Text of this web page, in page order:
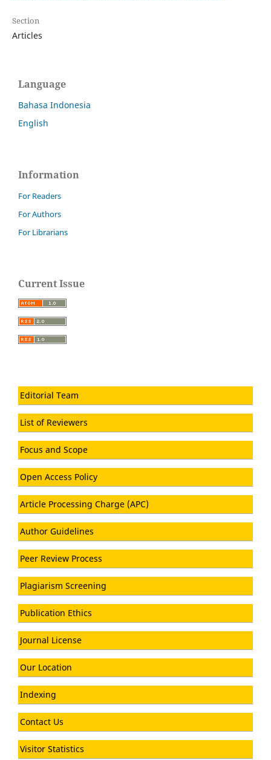
Section
Articles
Language
Bahasa Indonesia
English
Information
For Readers
For Authors
For Librarians
Current Issue
Editorial Team
List of Reviewers
Focus and Scope
Open Access Policy
Article Processing Charge (APC)
Author Guidelines
Peer Review Process
Plagiarism Screening
Publication Ethics
Journal License
Our Location
Indexing
Contact Us
Visitor Statistics